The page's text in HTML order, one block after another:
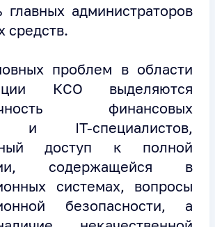
главных администраторов
средств.
проблем в области
КСО выделяются
финансовых
и IT-специалистов,
доступ к полной
содержащейся в
системах, вопросы
безопасности, а